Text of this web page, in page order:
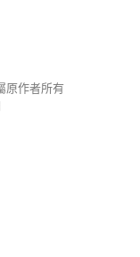
原作者所有